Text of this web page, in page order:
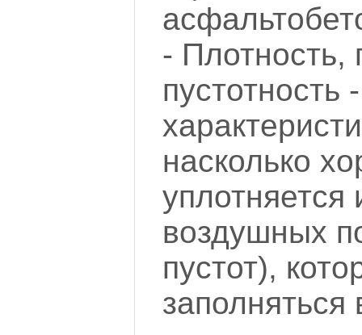
- Плотность,
пустотность
насколько
уплотняется
воздушных
пустот),
заполняться